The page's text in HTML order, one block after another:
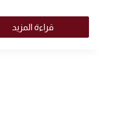
قراءة المزيد